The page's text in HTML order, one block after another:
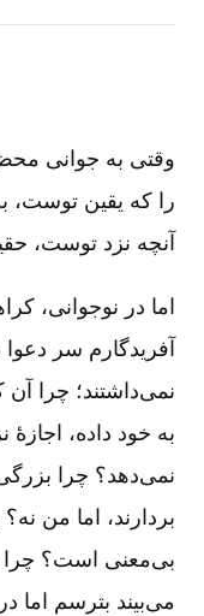
وقتی به جوانی
را که یقین توست،
آنچه نزد توست،
اما در نوجوانی،
آفریدگارم سر
نمی‌داشتند؛ چرا
به خود داده،
نمی‌دهد؟ چرا
بردارند، اما من
بی‌معنی است؟ چرا
می‌بیند بترسم اما